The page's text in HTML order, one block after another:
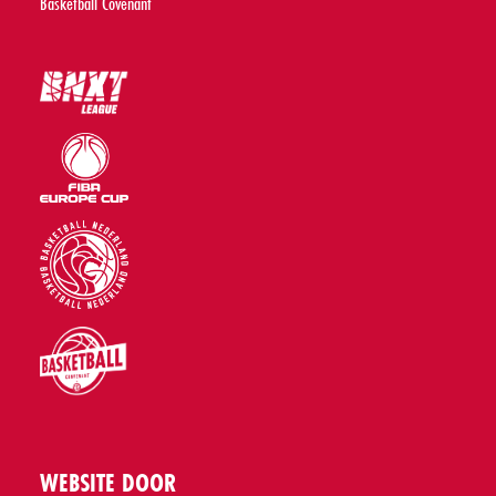
WEBSITE DOOR